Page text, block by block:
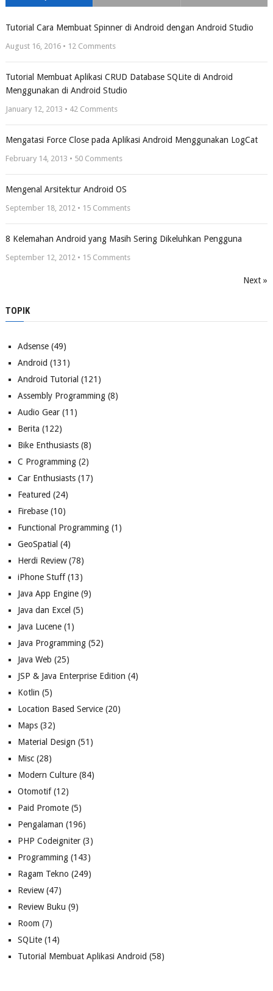
Tutorial Cara Membuat Spinner di Android dengan Android Studio
August 16, 2016 • 12Comments
Tutorial Membuat Aplikasi CRUD Database SQLite di Android
Menggunakan di Android Studio
January 12, 2013 • 42Comments
Mengatasi Force Close pada Aplikasi Android Menggunakan LogCat
February 14, 2013 • 50Comments
Mengenal Arsitektur Android OS
September 18, 2012 • 15Comments
8 Kelemahan Android yang Masih Sering Dikeluhkan Pengguna
September 12, 2012 • 15Comments
Next »
TOPIK
Adsense(49)
Android (131)
Android Tutorial (121)
Assembly Programming(8)
Audio Gear(11)
Berita (122)
Bike Enthusiasts(8)
C Programming(2)
Car Enthusiasts(17)
Featured (24)
Firebase(10)
Functional Programming(1)
GeoSpatial (4)
Herdi Review(78)
iPhone Stuff(13)
Java App Engine(9)
Java dan Excel (5)
Java Lucene(1)
Java Programming(52)
Java Web (25)
JSP & Java Enterprise Edition (4)
Kotlin (5)
Location Based Service(20)
Maps(32)
Material Design (51)
Misc(28)
Modern Culture(84)
Otomotif(12)
Paid Promote(5)
Pengalaman (196)
PHP Codeigniter(3)
Programming(143)
Ragam Tekno (249)
Review(47)
Review Buku (9)
Room (7)
SQLite(14)
Tutorial Membuat Aplikasi Android (58)